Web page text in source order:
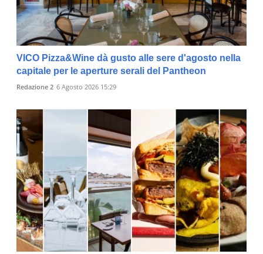
VICO Pizza&Wine dà gusto alle sere d'agosto nella
capitale per le aperture serali del Pantheon
Redazione 2 6 Agosto 2026 15:29